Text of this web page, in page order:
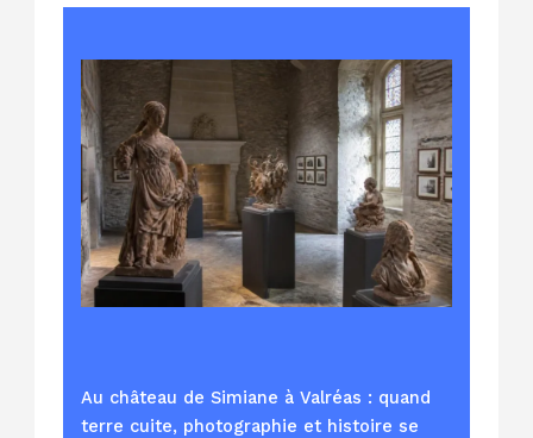
Au château de Simiane à Valréas : quand
terre cuite, photographie et histoire se